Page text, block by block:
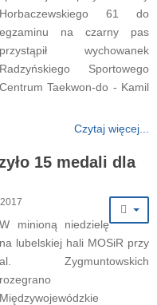
Horbaczewskiego 61 do
egzaminu na czarny pas
przystąpił wychowanek
Radzyńskiego Sportowego
Centrum Taekwon-do - Kamil
Czytaj więcej...
15 medali dla
W minioną niedzielę
na lubelskiej hali MOSiR przy
al. Zygmuntowskich
rozegrano
Międzywojewódzkie